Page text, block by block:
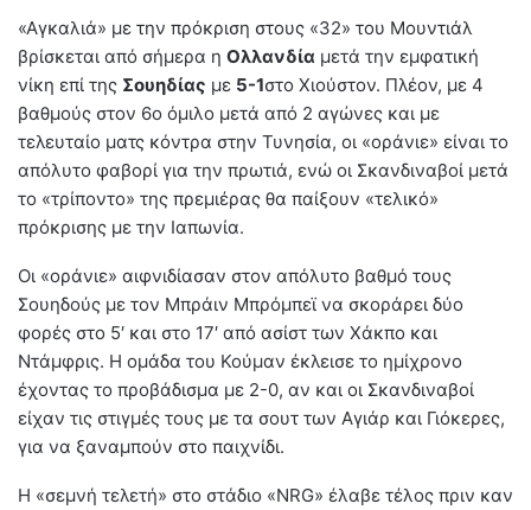
«Αγκαλιά» με την πρόκριση στους «32» του Μουντιάλ
βρίσκεται από σήμερα η Ολλανδία μετά την εμφατική
νίκη επί της Σουηδίας με 5-1στο Χιούστον. Πλέον, με 4
βαθμούς στον 6ο όμιλο μετά από 2 αγώνες και με
τελευταίο ματς κόντρα στην Τυνησία, οι «οράνιε» είναι το
απόλυτο φαβορί για την πρωτιά, ενώ οι Σκανδιναβοί μετά
το «τρίποντο» της πρεμιέρας θα παίξουν «τελικό»
πρόκρισης με την Ιαπωνία.
Οι «οράνιε» αιφνιδίασαν στον απόλυτο βαθμό τους
Σουηδούς με τον Μπράιν Μπρόμπεϊ να σκοράρει δύο
φορές στο 5′ και στο 17′ από ασίστ των Χάκπο και
Ντάμφρις. Η ομάδα του Κούμαν έκλεισε το ημίχρονο
έχοντας το προβάδισμα με 2-0, αν και οι Σκανδιναβοί
είχαν τις στιγμές τους με τα σουτ των Αγιάρ και Γιόκερες,
για να ξαναμπούν στο παιχνίδι.
Η «σεμνή τελετή» στο στάδιο «NRG» έλαβε τέλος πριν καν